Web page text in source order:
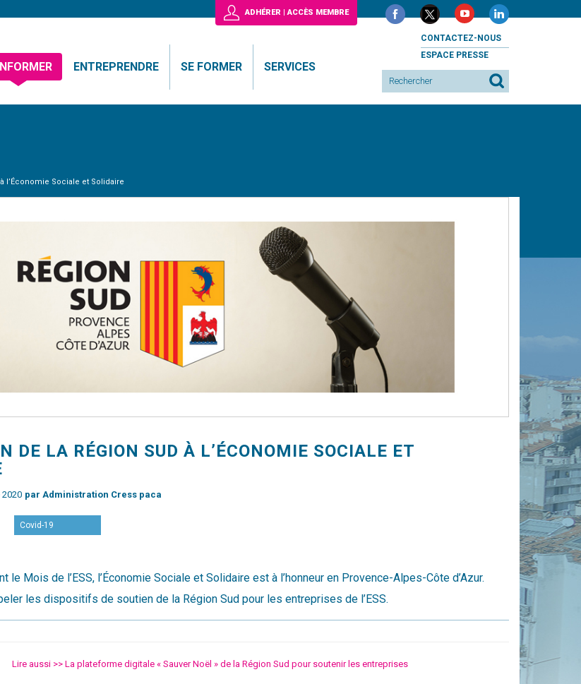
ADHÉRER | ACCÈS MEMBRE
ENTREPRENDRE SE FORMER SERVICES
CONTACTEZ-NOUS
ESPACE PRESSE
l’Économie Sociale et Solidaire
DE LA RÉGION SUD À L’ÉCONOMIE SOCIALE ET
par Administration Cress paca
Covid-19
le Mois de l’ESS, l’Économie Sociale et Solidaire est à l’honneur en Provence-Alpes-Côte d’Azur.
les dispositifs de soutien de la Région Sud pour les entreprises de l’ESS.
Lire aussi >> La plateforme digitale « Sauver Noël » de la Région Sud pour soutenir les entreprises